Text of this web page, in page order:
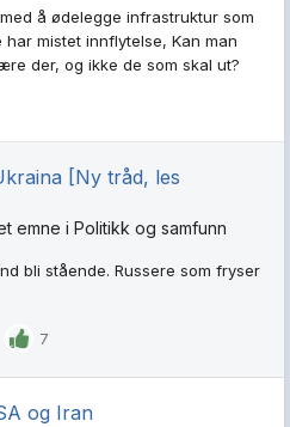
å ødelegge infrastruktur som
mistet innflytelse, Kan man
der, og ikke de som skal ut?
[Ny tråd, les
emne i Politikk og samfunn
bli stående. Russere som fryser
7
og Iran